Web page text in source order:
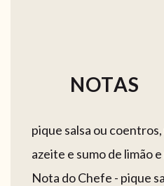
NOTAS
pique salsa ou
azeite e sumo de limão
Nota do Chefe - pique